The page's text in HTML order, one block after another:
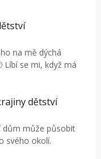
na mě dýchá
Líbí se mi, když má
dětství
dům může působit
svého okolí.